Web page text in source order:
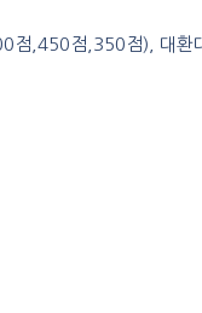
,450점,350점), 대환